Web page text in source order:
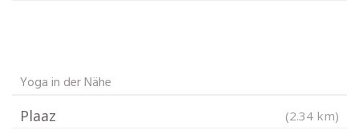
Yoga in der Nähe
Plaaz (2.34 km)